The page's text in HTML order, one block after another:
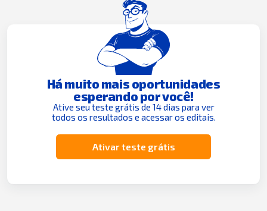
Há muito mais oportunidades
esperando por você!
Ative seu teste grátis de 14 dias para ver
todos os resultados e acessar os editais.
Ativar teste grátis